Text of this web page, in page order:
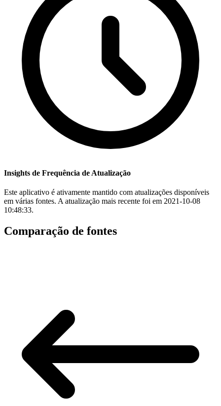
Insights de Frequência de Atualização
Este aplicativo é ativamente mantido com atualizações disponíveis
em várias fontes. A atualização mais recente foi em 2021-10-08
10:48:33.
Comparação de fontes